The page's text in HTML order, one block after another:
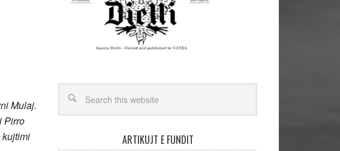
Mulaj.
Pirro
ARTIKUJT E FUNDIT